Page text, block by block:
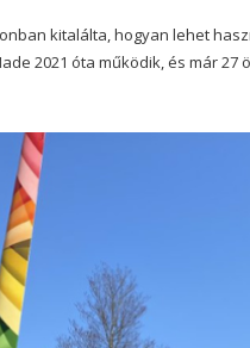
kitalálta, hogyan lehet
2021 óta működik, és már